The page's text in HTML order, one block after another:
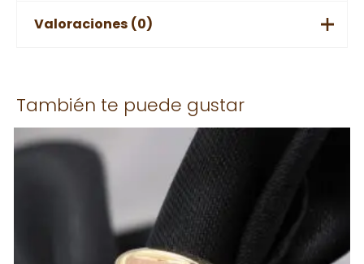
Valoraciones (0)
Solo los usuarios registrados que hayan comprado este
producto pueden hacer una valoración.
También te puede gustar